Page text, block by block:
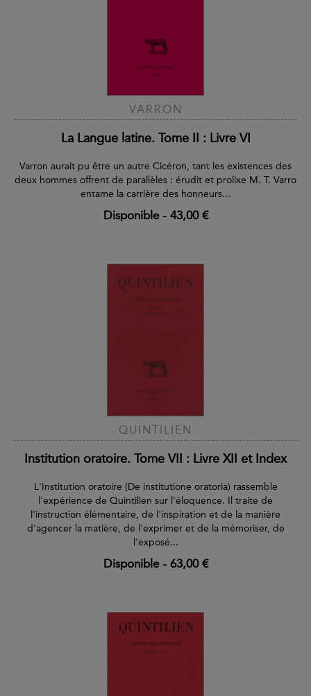
VARRON
La Langue latine. Tome II : Livre VI
Varron aurait pu être un autre Cicéron, tant les existences des
deux hommes offrent de parallèles : érudit et prolixe M. T. Varro
entame la carrière des honneurs...
Disponible- 43,00 €
QUINTILIEN
Institution oratoire. Tome VII : Livre XII et Index
L'Institution oratoire (De institutione oratoria) rassemble
l'expérience de Quintilien sur l'éloquence. Il traite de
l'instruction élémentaire, de l'inspiration et de la manière
d'agencer la matière, de l'exprimer et de la mémoriser, de
l'exposé...
Disponible- 63,00 €